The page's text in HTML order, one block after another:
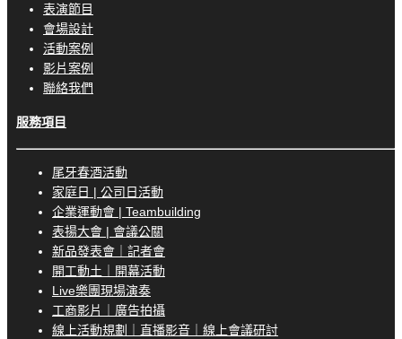
表演節目
會場設計
活動案例
影片案例
聯絡我們
服務項目
尾牙春酒活動
家庭日 | 公司日活動
企業運動會 | Teambuilding
表揚大會 | 會議公關
新品發表會｜記者會
開工動土｜開幕活動
Live樂團現場演奏
工商影片｜廣告拍攝
線上活動規劃｜直播影音｜線上會議研討